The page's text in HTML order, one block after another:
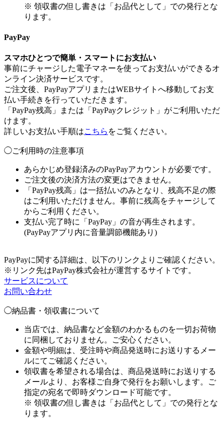
※ 領収書の但し書きは「お品代として」での発行とな
ります。
PayPay
スマホひとつで簡単・スマートにお支払い
事前にチャージした電子マネーを使ってお支払いができるオ
ンライン決済サービスです。
ご注文後、PayPayアプリまたはWEBサイトへ移動してお支
払い手続きを行っていただきます。
「PayPay残高」または「PayPayクレジット」がご利用いただ
けます。
詳しいお支払い手順はこちら をご覧ください。
◯ご利用時の注意事項
あらかじめ登録済みのPayPayアカウントが必要です。
ご注文後の決済方法の変更はできません。
「PayPay残高」は一括払いのみとなり、残高不足の際
はご利用いただけません。事前に残高をチャージして
からご利用ください。
支払い完了時に「PayPay」の音が再生されます。
(PayPayアプリ内に音量調節機能あり)
PayPayに関する詳細は、以下のリンクよりご確認ください。
※リンク先はPayPay株式会社が運営するサイトです。
サービスについて
お問い合わせ
◯納品書・領収書について
当店では、納品書など金額のわかるものを一切お荷物
に同梱しておりません。ご安心ください。
金額や明細は、受注時や商品発送時にお送りするメー
ルにてご確認ください。
領収書を希望される場合は、商品発送時にお送りする
メールより、お客様ご自身で発行をお願いします。ご
指定の宛名で即時ダウンロード可能です。
※ 領収書の但し書きは「お品代として」での発行とな
ります。